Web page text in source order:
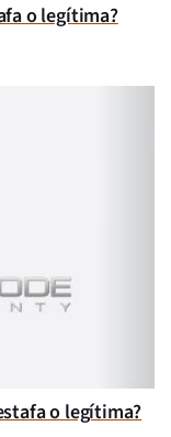
o legítima?
o legítima?